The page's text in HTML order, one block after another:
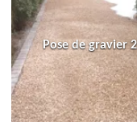
Pose de gravier